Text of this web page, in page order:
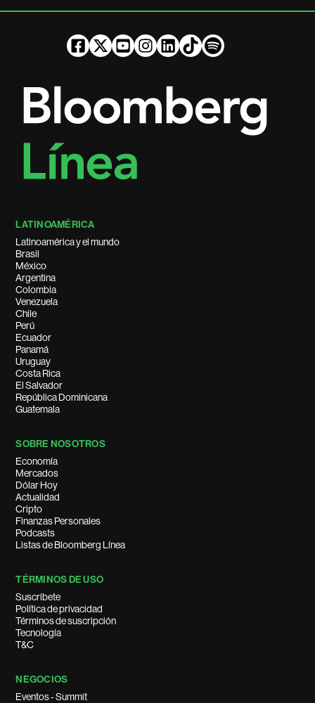
LATINOAMÉRICA
Latinoamérica y el mundo
Brasil
México
Argentina
Colombia
Venezuela
Chile
Perú
Ecuador
Panamá
Uruguay
Costa Rica
El Salvador
República Dominicana
Guatemala
SOBRE NOSOTROS
Economía
Mercados
Dólar Hoy
Actualidad
Cripto
Finanzas Personales
Podcasts
Listas de Bloomberg Línea
TÉRMINOS DE USO
Suscríbete
Política de privacidad
Términos de suscripción
Tecnología
T&C
NEGOCIOS
Eventos - Summit